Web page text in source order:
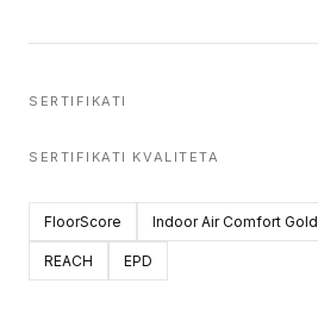
SERTIFIKATI
SERTIFIKATI KVALITETA
FloorScore Indoor Air Comfort Gold
REACH EPD